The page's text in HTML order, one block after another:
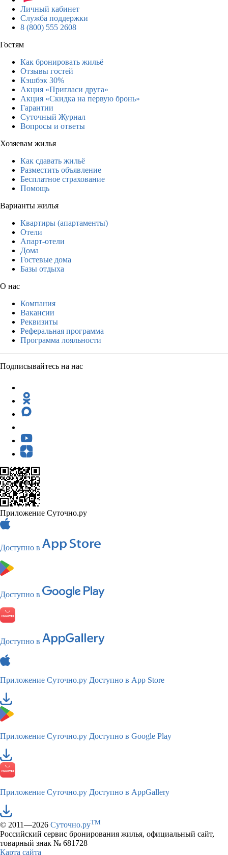
Личный кабинет
Служба поддержки
8 (800) 555 2608
Гостям
Как бронировать жильё
Отзывы гостей
Кэшбэк 30%
Акция «Пригласи друга»
Акция «Скидка на первую бронь»
Гарантии
Суточный Журнал
Вопросы и ответы
Хозяевам жилья
Как сдавать жильё
Разместить объявление
Бесплатное страхование
Помощь
Варианты жилья
Квартиры (апартаменты)
Отели
Апарт-отели
Дома
Гостевые дома
Базы отдыха
О нас
Компания
Вакансии
Реквизиты
Реферальная программа
Программа лояльности
Подписывайтесь на нас
Приложение Суточно.ру
Доступно в
Доступно в
Доступно в
Приложение Суточно.ру Доступно в App Store
Приложение Суточно.ру Доступно в Google Play
Приложение Суточно.ру Доступно в AppGallery
© 2011—2026 Суточно.руTM
Российский сервис бронирования жилья, официальный сайт,
товарный знак № 681728
Карта сайта